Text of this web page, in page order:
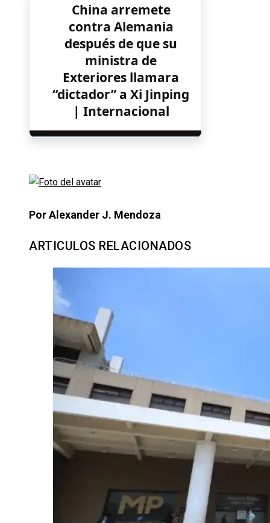
China arremete
contra Alemania
después de que su
ministra de
Exteriores llamara
“dictador” a Xi Jinping
| Internacional
Por Alexander J. Mendoza
ARTICULOS RELACIONADOS